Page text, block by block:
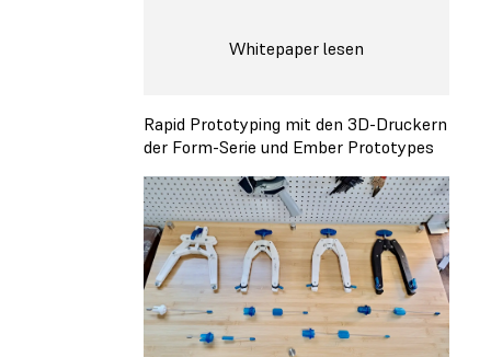
Whitepaper lesen
Rapid Prototyping mit den 3D-Druckern
der Form-Serie und Ember Prototypes